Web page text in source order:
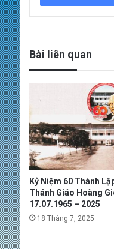
Bài liên quan
Kỷ Niệm 60 Thành
Thánh Giáo Hoàng
17.07.1965 – 2025
18 Tháng 7, 2025